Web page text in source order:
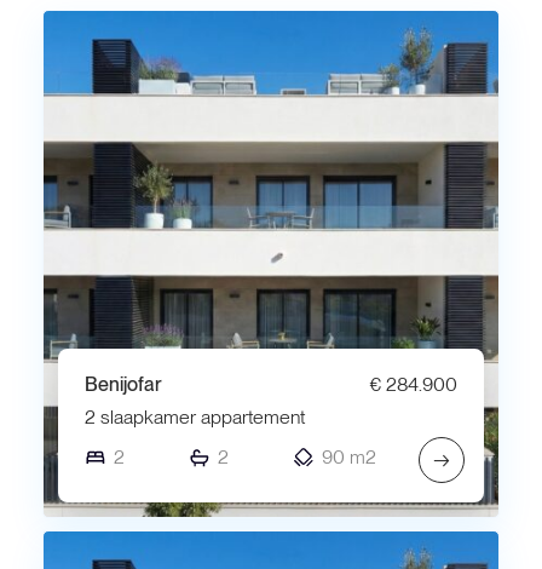
Benijofar
€ 284.900
2 slaapkamer appartement
2
2 90 m2 →